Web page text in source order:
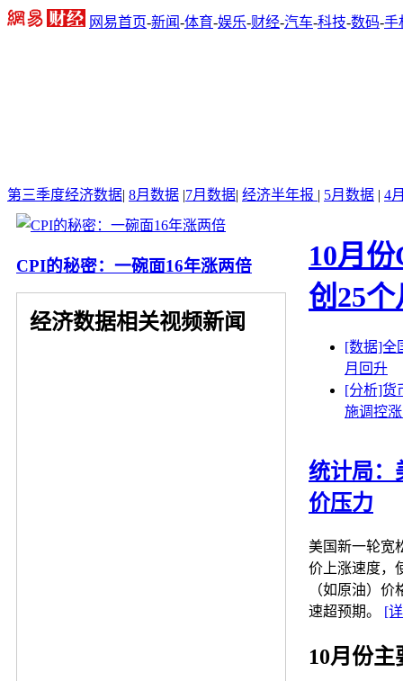
网易首页-新闻-体育-娱乐-财经-汽车-科技-数码-手
第三季度经济数据| 8月数据 |7月数据| 经济半年报 | 5月数据 | 4
CPI的秘密：一碗面16年涨两倍
经济数据相关视频新闻
10月
创25
[数据]全
月回升
[分析]货
施调控
统计局：
价压力
美国新一轮宽
价上涨速度，
（如原油）
速超预期。 [
10月份